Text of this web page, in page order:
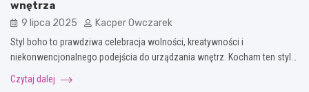
wnętrza
9 lipca 2025 Kacper Owczarek
Styl boho to prawdziwa celebracja wolności, kreatywności i
niekonwencjonalnego podejścia do urządzania wnętrz. Kocham ten styl…
Czytaj dalej